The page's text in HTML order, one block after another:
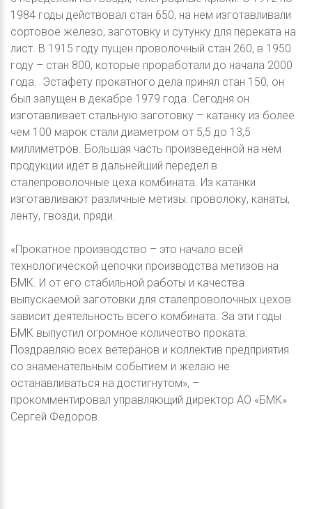
1984 годы действовал стан 650, на нем изготавливали
сортовое железо, заготовку и сутунку для переката на
лист. В 1915 году пущен проволочный стан 260, в 1950
году – стан 800, которые проработали до начала 2000
года. Эстафету прокатного дела принял стан 150, он
был запущен в декабре 1979 года. Сегодня он
изготавливает стальную заготовку – катанку из более
чем 100 марок стали диаметром от 5,5 до 13,5
миллиметров. Большая часть произведенной на нем
продукции идет в дальнейший передел в
сталепроволочные цеха комбината. Из катанки
изготавливают различные метизы: проволоку, канаты,
ленту, гвозди, пряди.
«Прокатное производство – это начало всей
технологической цепочки производства метизов на
БМК. И от его стабильной работы и качества
выпускаемой заготовки для сталепроволочных цехов
зависит деятельность всего комбината. За эти годы
БМК выпустил огромное количество проката.
Поздравляю всех ветеранов и коллектив предприятия
со знаменательным событием и желаю не
останавливаться на достигнутом», –
прокомментировал управляющий директор АО «БМК»
Сергей Федоров.